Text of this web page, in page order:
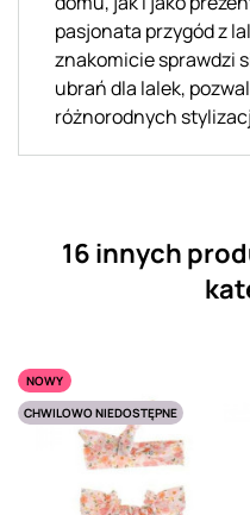
pasjonata przygód z
znakomicie sprawdzi
ubrań dla lalek,
różnorodnych
16 innych
NOWY
CHWILOWO NIEDOSTĘPNE